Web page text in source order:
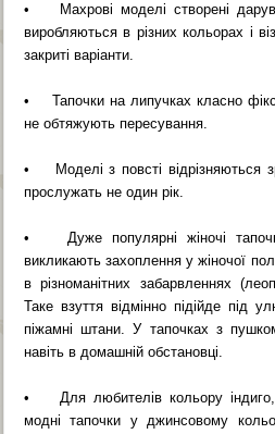
• Махрові моделі створені
виробляються в різних кольорах і
закриті варіанти.
• Тапочки на липучках класно
не обтяжують пересування.
• Моделі з повсті відрізняються
прослужать не один рік.
• Дуже популярні жіночі
викликають захоплення у жіночої
в різноманітних забарвленнях
Таке взуття відмінно підійде під
піжамні штани. У тапочках з
навіть в домашній обстановці.
• Для любителів кольору індиго,
модні тапочки у джинсовому